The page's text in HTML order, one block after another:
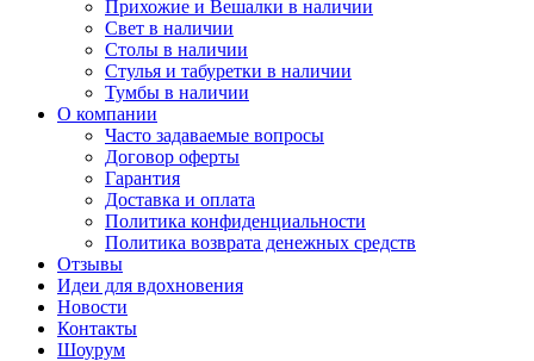
Прихожие и Вешалки в наличии
Свет в наличии
Столы в наличии
Стулья и табуретки в наличии
Тумбы в наличии
О компании
Часто задаваемые вопросы
Договор оферты
Гарантия
Доставка и оплата
Политика конфиденциальности
Политика возврата денежных средств
Отзывы
Идеи для вдохновения
Новости
Контакты
Шоурум